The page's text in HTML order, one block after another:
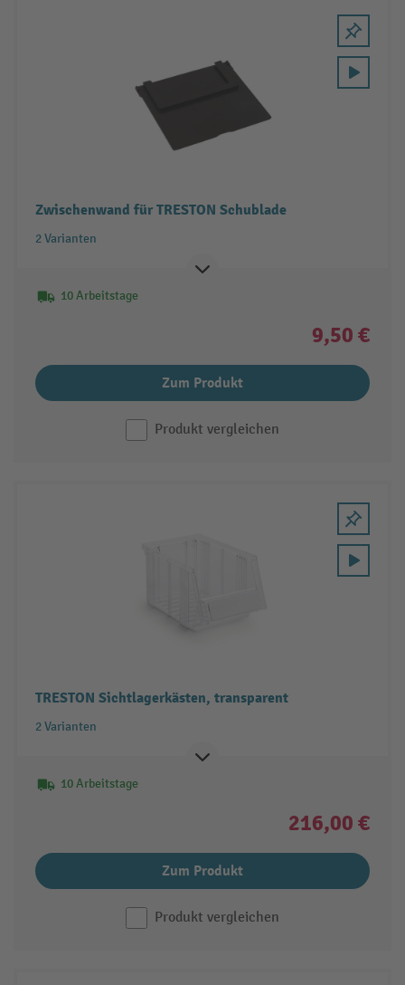
Zwischenwand für TRESTON Schublade
2 Varianten
10 Arbeitstage
9,50 €
Zum Produkt
Produkt vergleichen
TRESTON Sichtlagerkästen, transparent
2 Varianten
10 Arbeitstage
216,00 €
Zum Produkt
Produkt vergleichen